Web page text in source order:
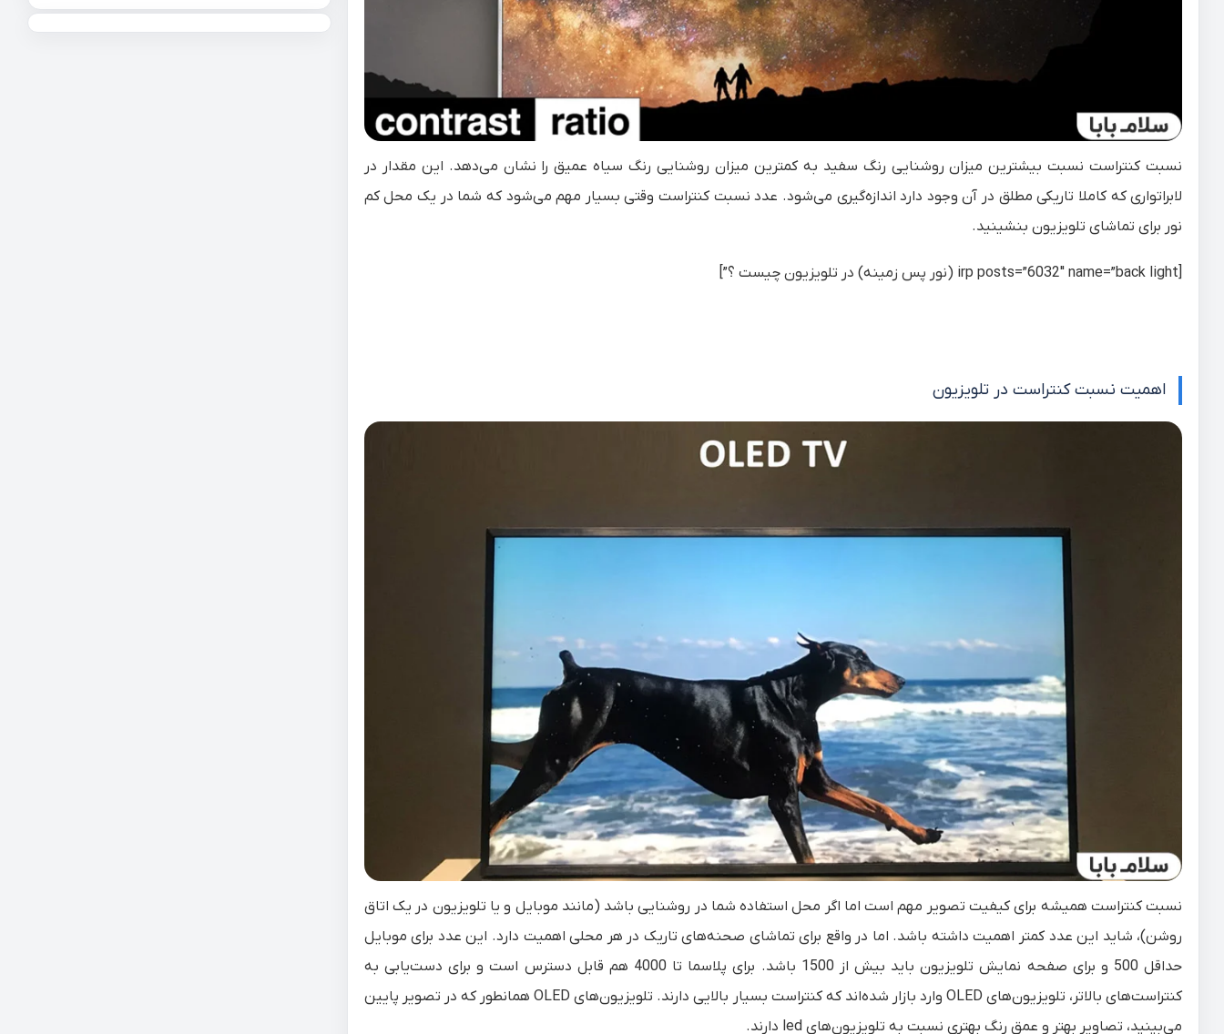
نسبت کنتراست نسبت بیشترین میزان روشنایی رنگ سفید به کمترین میزان روشنایی رنگ سیاه عمیق را نشان می‌دهد. این مقدار در
لابراتواری که کاملا تاریکی مطلق در آن وجود دارد‌ اندازه‌گیری می‌شود. عدد نسبت کنتراست وقتی بسیار مهم می‌شود که شما در یک محل کم
نور برای تماشای تلویزیون بنشینید.
[irp posts=”6032″ name=”back light (نور پس زمینه) در تلویزیون چیست ؟”]
اهمیت نسبت کنتراست در تلویزیون
نسبت کنتراست همیشه برای کیفیت تصویر مهم است اما اگر محل استفاده شما در روشنایی باشد (مانند موبایل و یا تلویزیون در یک اتاق
روشن)، شاید این عدد کمتر اهمیت داشته باشد. اما در واقع برای تماشای صحنه‌های تاریک در هر محلی اهمیت دارد. این عدد برای موبایل
حداقل 500 و برای صفحه نمایش تلویزیون باید بیش از 1500 باشد. برای پلاسما تا 4000 هم قابل دسترس است و برای دست‌یابی به
کنتراست‌های بالاتر، تلویزیون‌های OLED وارد بازار شده‌اند که کنتراست بسیار بالایی دارند. تلویزیون‌های OLED همانطور که در تصویر پایین
می‌بینید، تصاویر بهتر و عمق رنگ بهتری نسبت به تلویزیون‌های led دارند.